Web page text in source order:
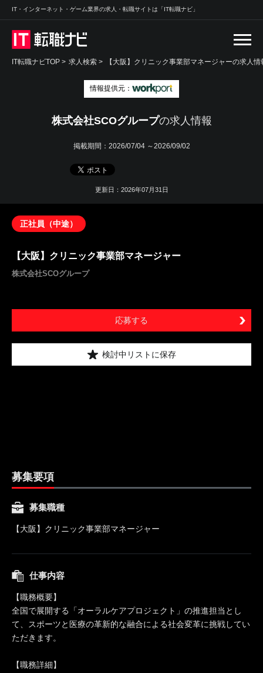
IT・インターネット・ゲーム業界の求人・転職サイトは「IT転職ナビ」
IT転職ナビTOP > 求人検索 > 【大阪】クリニック事業部マネージャーの求人情
情報提供元：
株式会社SCOグループの求人情報
掲載期間： 2026/07/04 ～2026/09/02
更新日：2026年07月31日
正社員（中途）
【大阪】クリニック事業部マネージャー
株式会社SCOグループ
応募する
検討中リストに保存
募集要項
募集職種
【大阪】クリニック事業部マネージャー
仕事内容
【職務概要】
全国で展開する「オーラルケアプロジェクト」の推進担当とし
て、スポーツと医療の革新的な融合による社会変革に挑戦してい
ただきます。
【職務詳細】